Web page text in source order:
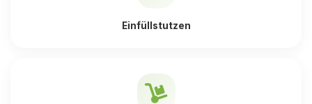
Einfüllstutzen